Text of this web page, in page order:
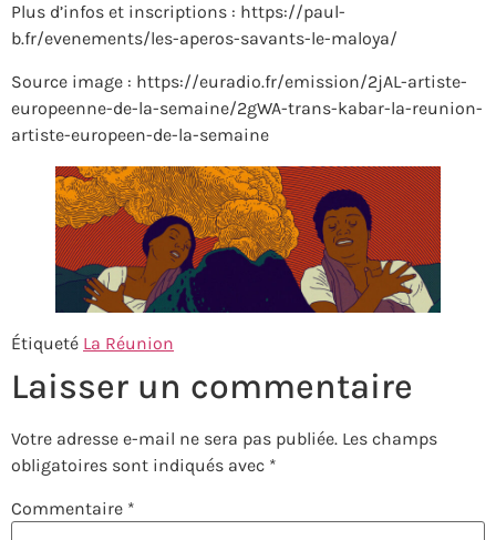
Plus d’infos et inscriptions : https://paul-
b.fr/evenements/les-aperos-savants-le-maloya/
Source image : https://euradio.fr/emission/2jAL-artiste-
europeenne-de-la-semaine/2gWA-trans-kabar-la-reunion-
artiste-europeen-de-la-semaine
Étiqueté La Réunion
Laisser un commentaire
Votre adresse e-mail ne sera pas publiée. Les champs
obligatoires sont indiqués avec *
Commentaire *